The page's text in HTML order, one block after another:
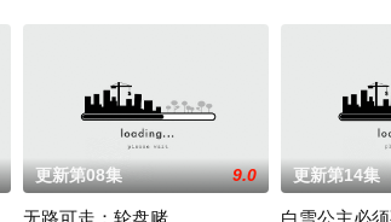
更新第08集 9.0
无路可走：轮盘赌
更新第14集
白雪公主必